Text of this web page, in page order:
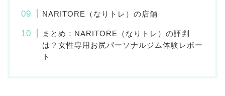
NARITORE（なりトレ）の店舗
まとめ：NARITORE（なりトレ）の評判
は？女性専用お尻パーソナルジム体験レポー
ト